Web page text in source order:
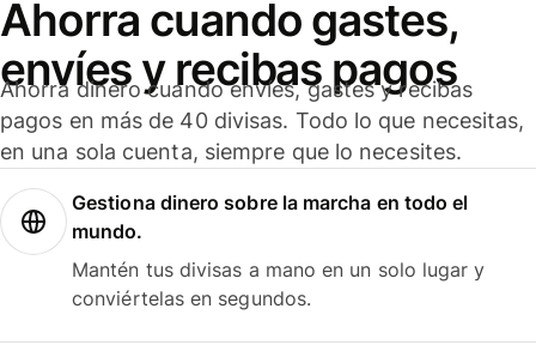
Ahorra cuando gastes,
envíes y recibas pagos
Ahorra dinero cuando envíes, gastes y recibas
pagos en más de 40 divisas. Todo lo que necesitas,
en una sola cuenta, siempre que lo necesites.
Gestiona dinero sobre la marcha en todo el
mundo.
Mantén tus divisas a mano en un solo lugar y
conviértelas en segundos.